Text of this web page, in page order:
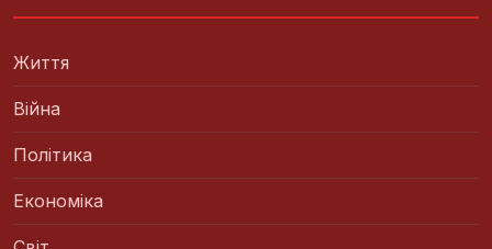
Життя
Війна
Політика
Економіка